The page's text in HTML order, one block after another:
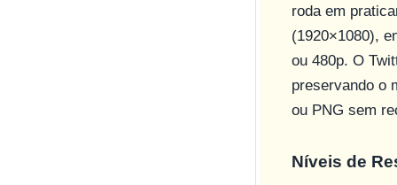
roda em
(1920×1080),
ou 480p. O
preservando o
ou PNG sem
Níveis de